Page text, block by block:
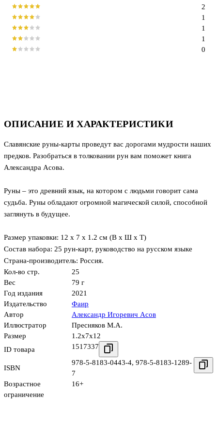
ОПИСАНИЕ И ХАРАКТЕРИСТИКИ
Славянские руны-карты проведут вас дорогами мудрости наших
предков. Разобраться в толковании рун вам поможет книга
Александра Асова.
Руны – это древний язык, на котором с людьми говорит сама
судьба. Руны обладают огромной магической силой, способной
заглянуть в будущее.
Размер упаковки: 12 x 7 x 1.2 см (В х Ш х Т)
Состав набора: 25 рун-карт, руководство на русском языке
Страна-производитель: Россия.
Кол-во стр.
25
Вес
79 г
Год издания
2021
Издательство
Фаир
Автор
Александр Игоревич Асов
Иллюстратор
Пресняков М.А.
Размер
1.2x7x12
ID товара
1517337
ISBN
978-5-8183-0443-4, 978-5-8183-1289-
7
Возрастное
ограничение
16+
0
1
1
1
2